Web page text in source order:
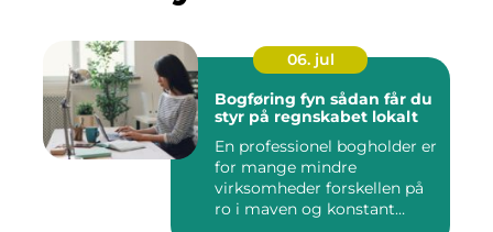
06. jul
Bogføring fyn sådan får du
styr på regnskabet lokalt
En professionel bogholder er
for mange mindre
virksomheder forskellen på
ro i maven og konstant